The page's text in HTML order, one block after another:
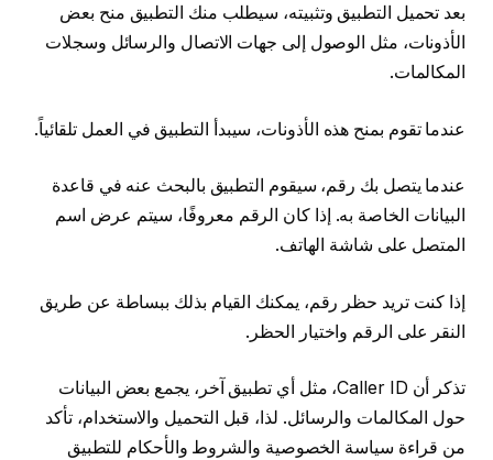
بعد تحميل التطبيق وتثبيته، سيطلب منك التطبيق منح بعض
الأذونات، مثل الوصول إلى جهات الاتصال والرسائل وسجلات
المكالمات.
عندما تقوم بمنح هذه الأذونات، سيبدأ التطبيق في العمل تلقائياً.
عندما يتصل بك رقم، سيقوم التطبيق بالبحث عنه في قاعدة
البيانات الخاصة به. إذا كان الرقم معروفًا، سيتم عرض اسم
المتصل على شاشة الهاتف.
إذا كنت تريد حظر رقم، يمكنك القيام بذلك ببساطة عن طريق
النقر على الرقم واختيار الحظر.
تذكر أن Caller ID، مثل أي تطبيق آخر، يجمع بعض البيانات
حول المكالمات والرسائل. لذا، قبل التحميل والاستخدام، تأكد
من قراءة سياسة الخصوصية والشروط والأحكام للتطبيق